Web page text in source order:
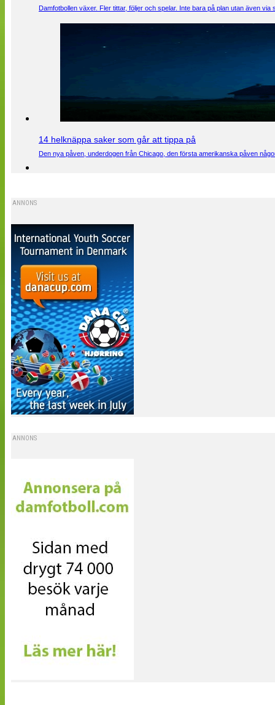
Damfotbollen växer. Fler tittar, följer och spelar. Inte bara på plan utan även
14 helknäppa saker som går att tippa på
Den nya påven, underdogen från Chicago, den första amerikanska påven
ANNONS
ANNONS